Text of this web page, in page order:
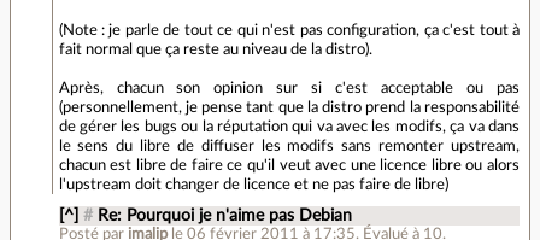
(Note : je parle de tout ce qui n'est pas configuration, ça c'est tout à
fait normal que ça reste au niveau de la distro).
Après, chacun son opinion sur si c'est acceptable ou pas
(personnellement, je pense tant que la distro prend la responsabilité
de gérer les bugs ou la réputation qui va avec les modifs, ça va dans
le sens du libre de diffuser les modifs sans remonter upstream,
chacun est libre de faire ce qu'il veut avec une licence libre ou alors
l'upstream doit changer de licence et ne pas faire de libre)
[^] # Re: Pourquoi je n'aime pas Debian
Posté par imalip le 06 février 2011 à 17:35. Évalué à 10.